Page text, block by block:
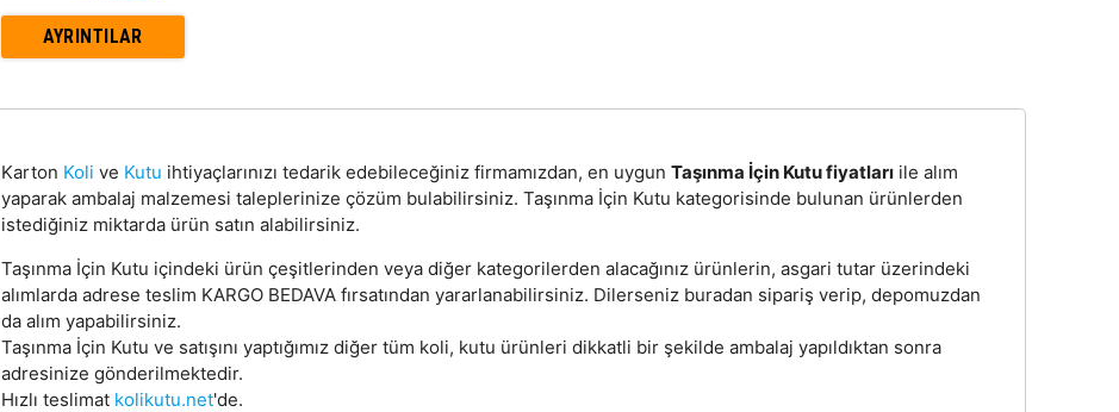
AYRINTILAR
Karton Koli ve Kutu ihtiyaçlarınızı tedarik edebileceğiniz firmamızdan, en uygun Taşınma İçin Kutu fiyatlarıile alım
yaparak ambalaj malzemesi taleplerinize çözüm bulabilirsiniz. Taşınma İçin Kutu kategorisinde bulunan ürünlerden
istediğiniz miktarda ürün satın alabilirsiniz.
Taşınma İçin Kutu içindeki ürün çeşitlerinden veya diğer kategorilerden alacağınız ürünlerin, asgari tutar üzerindeki
alımlarda adrese teslim KARGO BEDAVA fırsatından yararlanabilirsiniz. Dilerseniz buradan sipariş verip, depomuzdan
da alım yapabilirsiniz.
Taşınma İçin Kutu ve satışını yaptığımız diğer tüm koli, kutu ürünleri dikkatli bir şekilde ambalaj yapıldıktan sonra
adresinize gönderilmektedir.
Hızlı teslimat kolikutu.net'de.